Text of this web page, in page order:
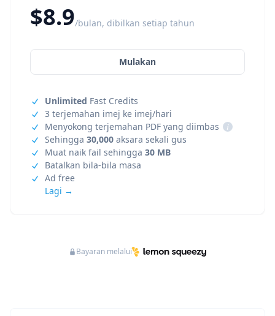
$8.9/bulan, dibilkan setiap tahun
Mulakan
Unlimited Fast Credits
3 terjemahan imej ke imej/hari
Menyokong terjemahan PDF yang diimbas
i
Sehingga 30,000 aksara sekali gus
Muat naik fail sehingga 30 MB
Batalkan bila-bila masa
Ad free
Lagi →
Bayaran melalui